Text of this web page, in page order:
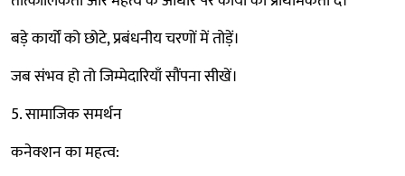
बड़े कार्यों को छोटे, प्रबंधनीय चरणों में तोड़ें।
जब संभव हो तो जिम्मेदारियाँ सौंपना सीखें।
5. सामाजिक समर्थन
कनेक्शन का महत्व: